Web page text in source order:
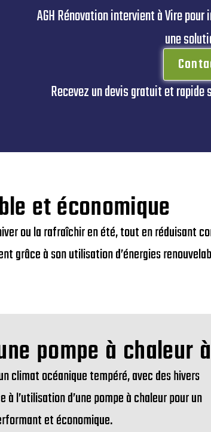
AGH Rénovation intervient à Vire
une
Recevez un devis gratuit et rapide
et économique
ou la rafraîchir en été, tout en réduisant
grâce à son utilisation d’énergies
pompe à chaleur
climat océanique tempéré, avec des hivers
l’utilisation d’une pompe à chaleur pour un
et économique.